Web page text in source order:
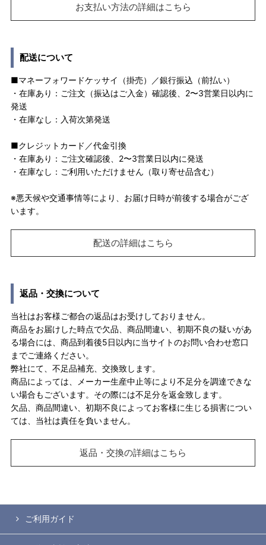
お支払い方法の詳細はこちら
配送について
■マネーフォワードケッサイ（掛売）／銀行振込（前払い）
・在庫あり：ご注文（振込はご入金）確認後、2〜3営業日以内に
発送
・在庫なし：入荷次第発送
■クレジットカード／代金引換
・在庫あり：ご注文確認後、2〜3営業日以内に発送
・在庫なし：ご利用いただけません（取り寄せ品含む）
※悪天候や交通事情等により、お届け日時が前後する場合がござ
います。
配送の詳細はこちら
返品・交換について
当社はお客様ご都合の返品はお受けしておりません。
商品をお届けした時点で欠品、商品間違い、初期不良の疑いがあ
る場合には、商品到着後5日以内に当サイトのお問い合わせ窓口
までご連絡ください。
弊社にて、不足品補充、交換致します。
商品によっては、メーカー生産中止等により不足分を調達できな
い場合もございます。その際には不足分を返金致します。
欠品、商品間違い、初期不良によってお客様に生じる損害につい
ては、当社は責任を負いません。
返品・交換の詳細はこちら
ご利用ガイド